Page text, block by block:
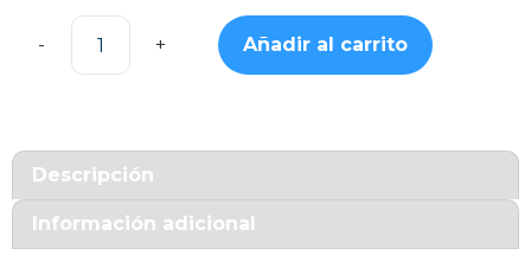
iPhone
Añadir al carrito
Descripción
Información adicional